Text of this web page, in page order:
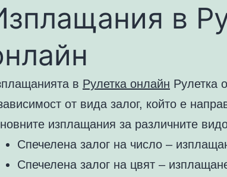
в
в Рулетка онлайн Рулетка
от вида залог, който е
изплащания за различните
Спечелена залог на число –
Спечелена залог на цвят –